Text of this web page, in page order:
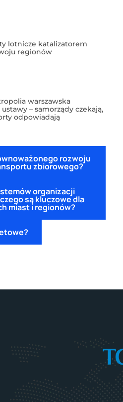
lotnicze katalizatorem
regionów
warszawska
ustawy – samorządy czekają,
odpowiadają
rozwoju
zbiorowego?
organizacji
są kluczowe dla
miast i regionów?